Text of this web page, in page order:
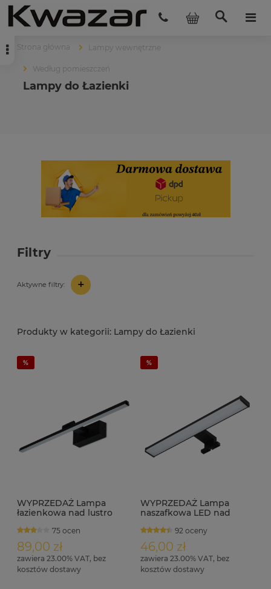
Strona główna Lampy wewnętrzne
Według pomieszczeń
Lampy do Łazienki
Filtry
Aktywne filtry: +
Lampy do Łazienki
WYPRZEDAŻ Lampa
łazienkowa nad lustro
cm IP44 MONI czarna
75 ocen
89,00 zł
zawiera 23.00% VAT, bez
kosztów dostawy
WYPRZEDAŻ Lampa
naszafkowa LED nad
A 8W czarna
92 oceny
46,00 zł
zawiera 23.00% VAT, bez
kosztów dostawy